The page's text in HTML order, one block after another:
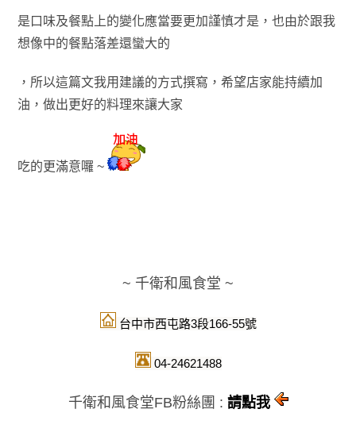
是口味及餐點上的變化應當要更加謹慎才是 ，也由於跟我
想像中的餐點落差還蠻大的
，所以這篇文我用建議的方式撰寫 ， 希望店家能持續加
油 ，做出更好的料理來讓大家
吃的更滿意囉 ~
~ 千衛和風食堂 ~
台中市西屯路3段166-55號
04-24621488
千衛和風食堂FB粉絲團 : 請點我